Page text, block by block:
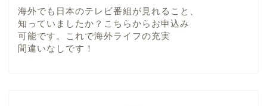
海外でも日本のテレビ番組が見れること、
知っていましたか？こちらからお申込み
可能です。これで海外ライフの充実
間違いなしです！